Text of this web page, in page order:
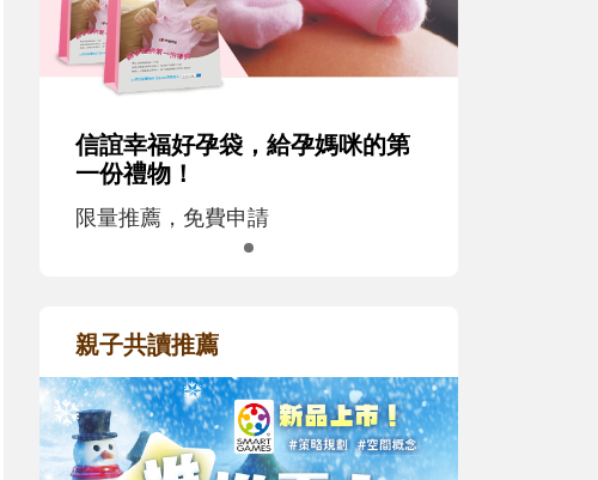
信誼幸福好孕袋，給孕媽咪的第
一份禮物！
限量推薦，免費申請
親子共讀推薦